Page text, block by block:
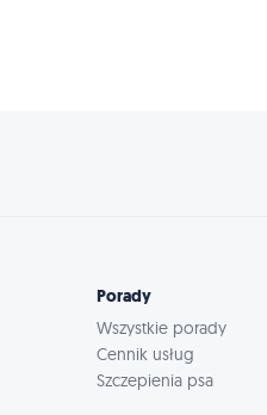
Porady
Wszystkie porady
Cennik usług
Szczepienia psa